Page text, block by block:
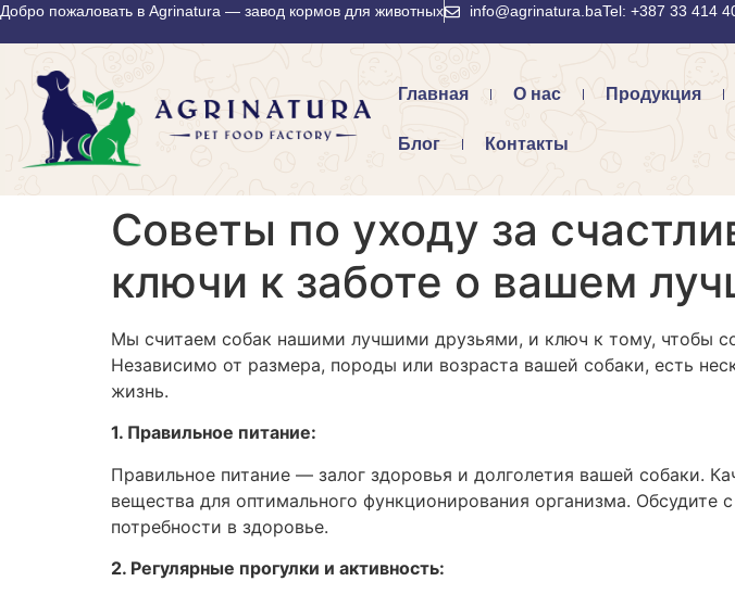
Добро пожаловать в Agrinatura — завод кормов для животных info@agrinatura.baTel: +387 33 414
Главная О нас Продукция
Блог Контакты
Советы по уходу за
ключи к заботе о вашем
Мы считаем собак нашими лучшими друзьями, и ключ к тому, чтобы
Независимо от размера, породы или возраста вашей собаки, есть
жизнь.
1. Правильное питание:
Правильное питание — залог здоровья и долголетия вашей собаки.
вещества для оптимального функционирования организма.
потребности в здоровье.
2. Регулярные прогулки и активность: